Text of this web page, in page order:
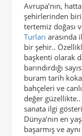
Avrupa’nın,
şehirlerinden
tertemiz doğası
Turları arasında
bir şehir..
başkenti olarak
barındırdığı
buram tarih
bahçeleri ve
değer
sanata ilgi
Dünya’nın en
başarmış ve